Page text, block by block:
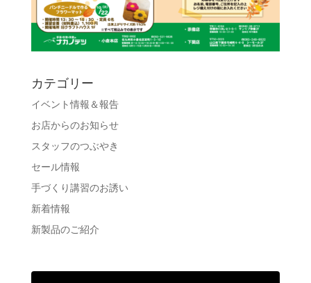
カテゴリー
イベント情報＆報告
お店からのお知らせ
スタッフのつぶやき
セール情報
手づくり講習のお誘い
新着情報
新製品のご紹介